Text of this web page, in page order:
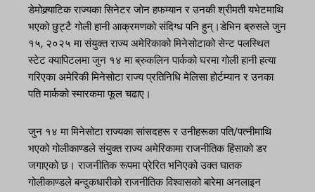
डेमोक्र्याटिक राज्यका सिनेटर जोन हफम्यान र उनकी श्रीमती यभेटमाथि
भएको छुट्टै गोली हानी आक्रमणको संदिग्ध पनि हुन्।डेभिन ब्रुसले जुन
१५, २०२५ मा संयुक्त राज्य अमेरिकाको मिनेसोटाको सेन्ट पलस्थित
स्टेट क्यापिटलमा जुन १४ मा ब्रुकलिन पार्कको घरमा गोली हानी हत्या
गरिएका अमेरिकी मिनेसोटा राज्य प्रतिनिधि मेलिसा होर्टम्यान र उनका
पति मार्कको स्मारकमा फूल चढाए।
जुन १४ मा मिनेसोटा राज्यका सांसदहरू र उनीहरूका पति/पत्नीमाथि
भएको गोलीकाण्डले संयुक्त राज्य अमेरिकामा राजनीतिक हिंसाको डर
जगाएको छ। राजनीतिक रूपमा प्रेरित भनिएको उक्त घातक
गोलीकाण्डले बन्दुकधारीको राजनीतिक विश्वासको बारेमा अनलाइन